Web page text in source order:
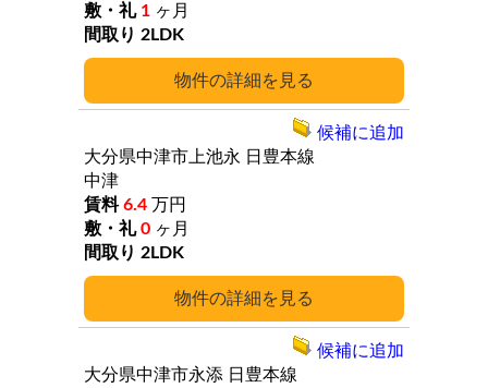
詳細
1 ヶ月
2LDK
詳細
大分県中津市上池永 日豊本線
中津
6.4 万円
0 ヶ月
2LDK
候補に追加
大分県中津市永添 日豊本線
候補に追加